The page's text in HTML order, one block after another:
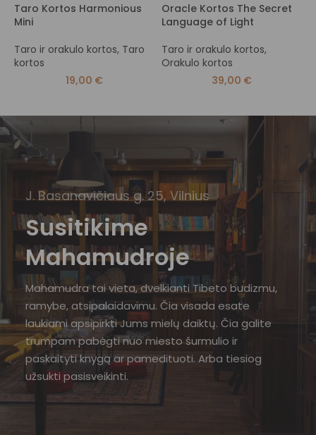
Taro Kortos Harmonious
Mini
Taro ir orakulo kortos, Taro
kortos
19,00 €
Oracle Kortos The Secret
Language of Light
Taro ir orakulo kortos,
Orakulo kortos
39,00 €
J. Basanavičiaus g. 25, Vilnius
Susitikime
Mahamudroje
Mahamudra tai vieta, dvelkianti Tibeto budizmu,
ramybe, atsipalaidavimu. Čia visada esate
laukiami apsipirkti Jums mielų daiktų. Čia galite
trumpam pabėgti nuo miesto šurmulio ir
paskaityti knygą ar pamedituoti. Arba tiesiog
užsukti pasisveikinti.